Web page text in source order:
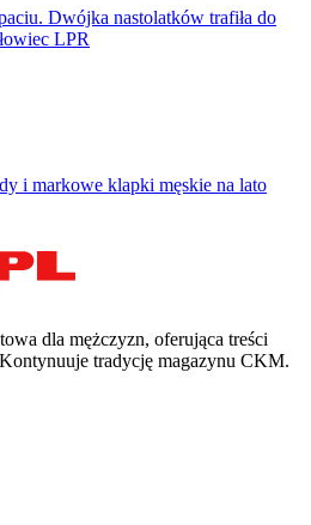
Dwójka nastolatków trafiła do
LPR
i markowe klapki męskie na lato
dla mężczyzn, oferująca treści
tradycję magazynu CKM.